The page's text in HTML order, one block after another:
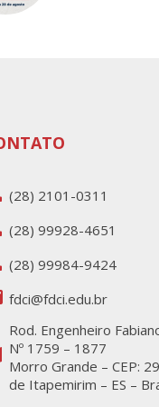
(28) 2101-0311
(28) 99928-4651
(28) 99984-9424
fdci@fdci.edu.br
Rod. Engenheiro
Nº 1759 – 1877
Morro Grande – CEP:
de Itapemirim – ES –